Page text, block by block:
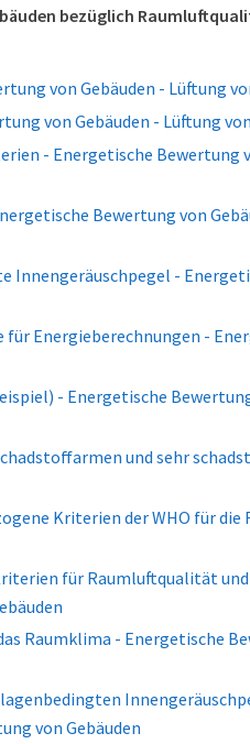
bezüglich
von Gebäuden - Lüftung
von Gebäuden - Lüftung
- Energetische Bewertung
Bewertung von
-
Energieberechnungen -
- Energetische
und sehr
Kriterien der WHO für
für Raumluftqualität
Raumklima - Energetische
von Gebäuden